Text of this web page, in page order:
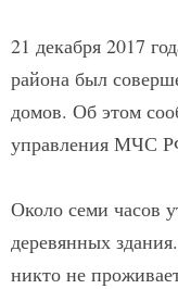
21 декабря 2017
района был
домов. Об этом
управления МЧС
Около семи часов
деревянных
никто не